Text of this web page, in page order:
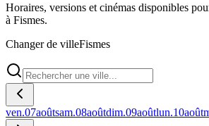
Horaires, versions et cinémas disponibles
à Fismes.
Changer de villeFismes
ven.07aoûtsam.08aoûtdim.09aoûtlun.10août